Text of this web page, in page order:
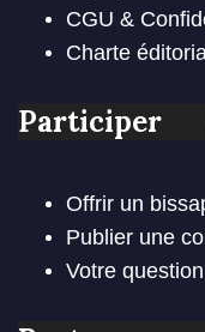
CGU &
Charte
Participer
Offrir un
Publier une
Votre